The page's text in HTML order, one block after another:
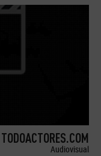
TODOACTORES.COM
Audiovisual